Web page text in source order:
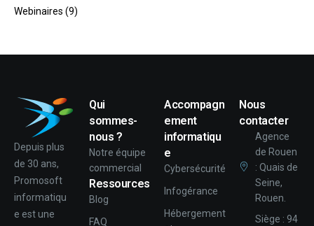
Webinaires (9)
Depuis plus
de 30 ans,
Promosoft
informatiqu
e est une
Qui
sommes-
nous ?
Notre équipe
commercial
Ressources
Blog
FAQ
Accompagn
ement
informatiqu
e
Cybersécurité
Infogérance
Hébergement
Nous
contacter
Agence
de Rouen
: Quais de
Seine,
Rouen.
Siège : 94